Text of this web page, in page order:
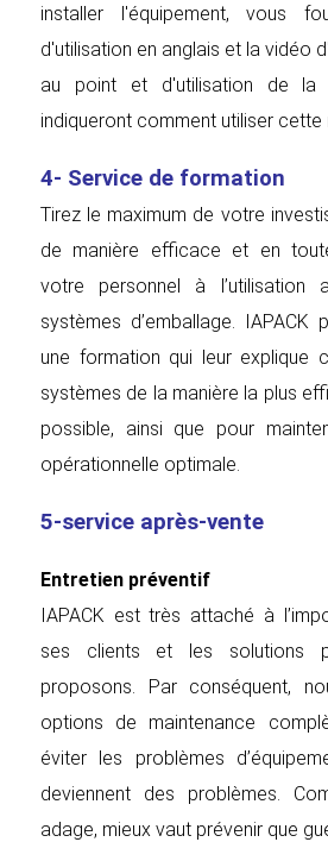
installer l'équipement, vous
d'utilisation en anglais et la vidéo
au point et d'utilisation de la
indiqueront comment utiliser cette
4- Service de formation
Tirez le maximum de votre
de manière efficace et en
votre personnel à l’utilisation
systèmes d’emballage. IAPACK
une formation qui leur explique
systèmes de la manière la plus
possible, ainsi que pour
opérationnelle optimale.
5-service après-vente
Entretien préventif
IAPACK est très attaché à
ses clients et les solutions
proposons. Par conséquent,
options de maintenance
éviter les problèmes
deviennent des problèmes.
adage, mieux vaut prévenir que